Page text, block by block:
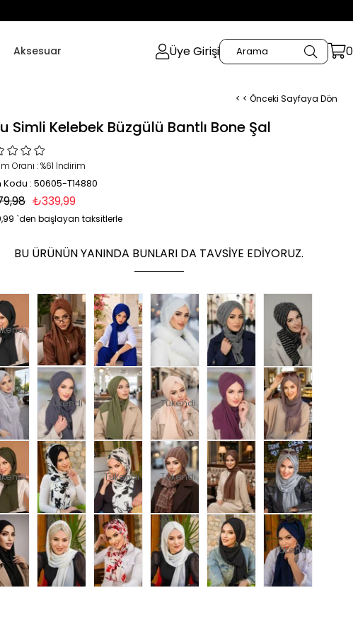
Aksesuar Üye Girişi 0
< < Önceki Sayfaya Dön
Simli Kelebek Büzgülü Bantlı Bone Şal
Oranı :%61 İndirim
Kodu : 50605-T14880
₺339,99
`den başlayan taksitlerle
BU ÜRÜNÜN YANINDA BUNLARI DA TAVSIYE EDIYORUZ.
Tükendi Tükendi
Tükendi Tükendi
Tükendi